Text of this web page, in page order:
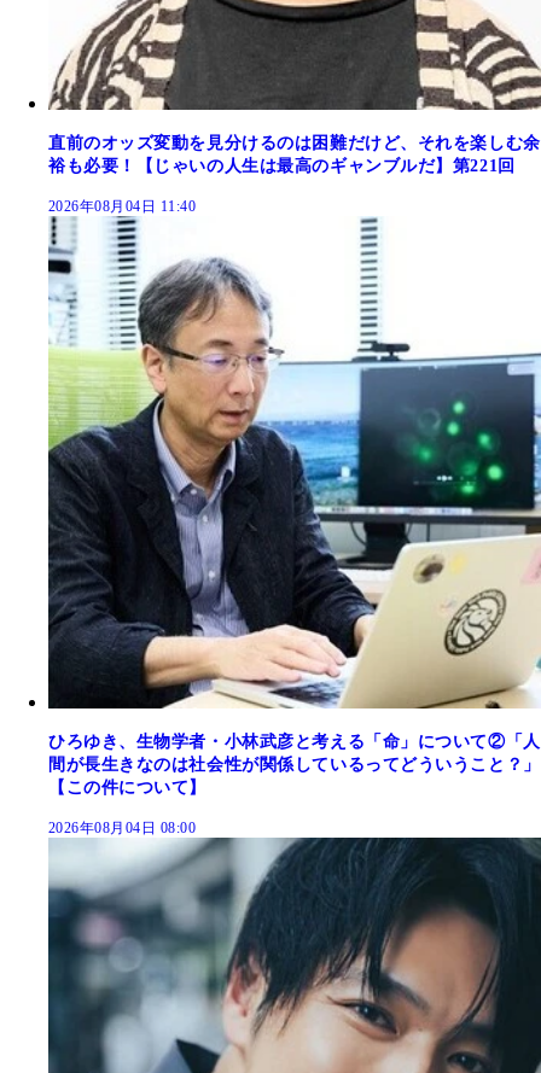
直前のオッズ変動を見分けるのは困難だけど、それを楽しむ余
裕も必要！【じゃいの人生は最高のギャンブルだ】第221回
2026年08月04日 11:40
ひろゆき、生物学者・小林武彦と考える「命」について②「人
間が長生きなのは社会性が関係しているってどういうこと？」
【この件について】
2026年08月04日 08:00